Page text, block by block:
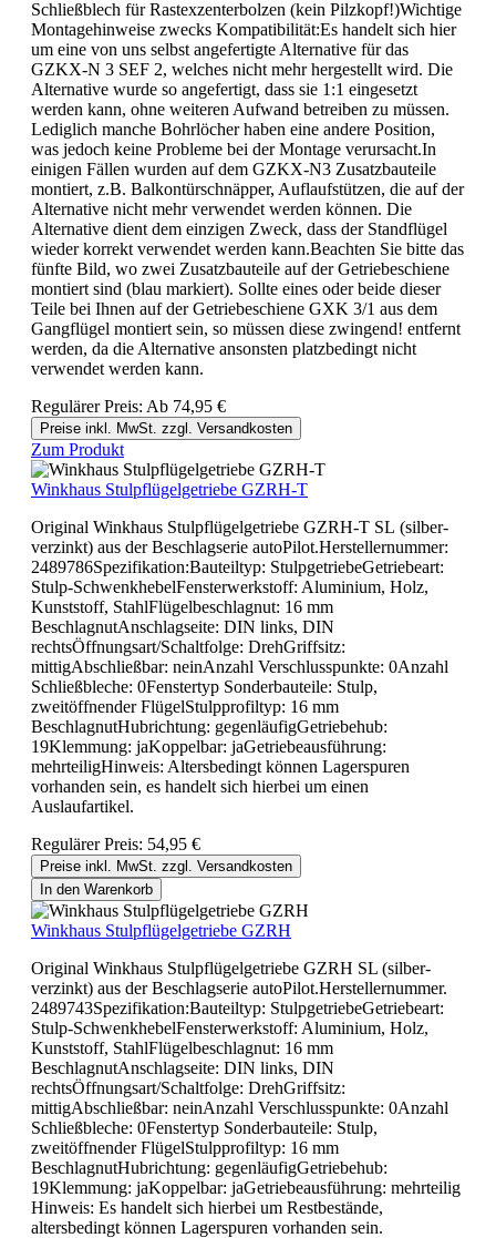
Schließblech für Rastexzenterbolzen (kein Pilzkopf!)Wichtige
Montagehinweise zwecks Kompatibilität:Es handelt sich hier
um eine von uns selbst angefertigte Alternative für das
GZKX-N 3 SEF 2, welches nicht mehr hergestellt wird. Die
Alternative wurde so angefertigt, dass sie 1:1 eingesetzt
werden kann, ohne weiteren Aufwand betreiben zu müssen.
Lediglich manche Bohrlöcher haben eine andere Position,
was jedoch keine Probleme bei der Montage verursacht.In
einigen Fällen wurden auf dem GZKX-N3 Zusatzbauteile
montiert, z.B. Balkontürschnäpper, Auflaufstützen, die auf der
Alternative nicht mehr verwendet werden können. Die
Alternative dient dem einzigen Zweck, dass der Standflügel
wieder korrekt verwendet werden kann.Beachten Sie bitte das
fünfte Bild, wo zwei Zusatzbauteile auf der Getriebeschiene
montiert sind (blau markiert). Sollte eines oder beide dieser
Teile bei Ihnen auf der Getriebeschiene GXK 3/1 aus dem
Gangflügel montiert sein, so müssen diese zwingend! entfernt
werden, da die Alternative ansonsten platzbedingt nicht
verwendet werden kann.
Regulärer Preis: Ab 74,95 €
Preise inkl. MwSt. zzgl. Versandkosten
Zum Produkt
Winkhaus Stulpflügelgetriebe GZRH-T
Original Winkhaus Stulpflügelgetriebe GZRH-T SL (silber-
verzinkt) aus der Beschlagserie autoPilot.Herstellernummer:
2489786Spezifikation:Bauteiltyp: StulpgetriebeGetriebeart:
Stulp-SchwenkhebelFensterwerkstoff: Aluminium, Holz,
Kunststoff, StahlFlügelbeschlagnut: 16 mm
BeschlagnutAnschlagseite: DIN links, DIN
rechtsÖffnungsart/Schaltfolge: DrehGriffsitz:
mittigAbschließbar: neinAnzahl Verschlusspunkte: 0Anzahl
Schließbleche: 0Fenstertyp Sonderbauteile: Stulp,
zweitöffnender FlügelStulpprofiltyp: 16 mm
BeschlagnutHubrichtung: gegenläufigGetriebehub:
19Klemmung: jaKoppelbar: jaGetriebeausführung:
mehrteiligHinweis: Altersbedingt können Lagerspuren
vorhanden sein, es handelt sich hierbei um einen
Auslaufartikel.
Regulärer Preis: 54,95 €
Preise inkl. MwSt. zzgl. Versandkosten
In den Warenkorb
Winkhaus Stulpflügelgetriebe GZRH
Original Winkhaus Stulpflügelgetriebe GZRH SL (silber-
verzinkt) aus der Beschlagserie autoPilot.Herstellernummer.
2489743Spezifikation:Bauteiltyp: StulpgetriebeGetriebeart:
Stulp-SchwenkhebelFensterwerkstoff: Aluminium, Holz,
Kunststoff, StahlFlügelbeschlagnut: 16 mm
BeschlagnutAnschlagseite: DIN links, DIN
rechtsÖffnungsart/Schaltfolge: DrehGriffsitz:
mittigAbschließbar: neinAnzahl Verschlusspunkte: 0Anzahl
Schließbleche: 0Fenstertyp Sonderbauteile: Stulp,
zweitöffnender FlügelStulpprofiltyp: 16 mm
BeschlagnutHubrichtung: gegenläufigGetriebehub:
19Klemmung: jaKoppelbar: jaGetriebeausführung: mehrteilig
Hinweis: Es handelt sich hierbei um Restbestände,
altersbedingt können Lagerspuren vorhanden sein.